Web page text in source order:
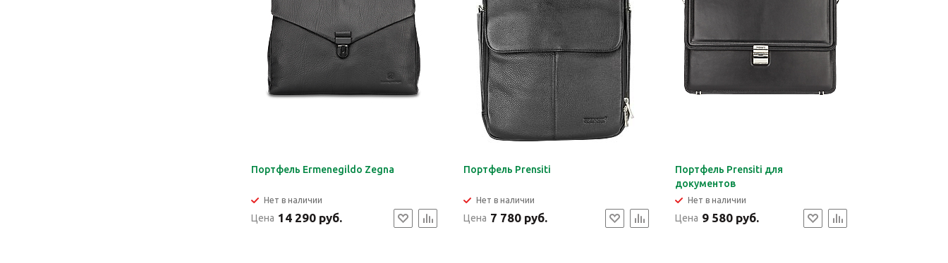
Портфель Ermenegildo Zegna
Нет в наличии
Цена 14 290 руб.
Портфель Prensiti
Нет в наличии
Цена 7 780 руб.
Портфель Prensiti для
документов
Нет в наличии
Цена 9 580 руб.